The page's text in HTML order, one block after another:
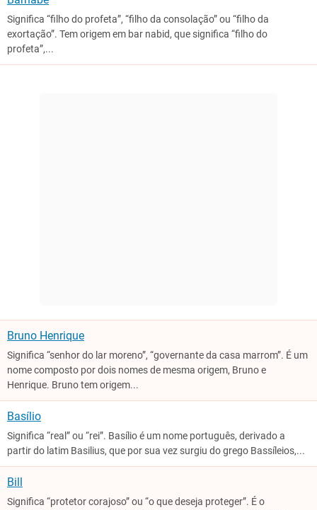
Significa “filho do profeta”, “filho da consolação” ou “filho da
exortação”. Tem origem em bar nabid, que significa “filho do
profeta”,...
Bruno Henrique
Significa “senhor do lar moreno”, “governante da casa marrom”. É um
nome composto por dois nomes de mesma origem, Bruno e
Henrique. Bruno tem origem...
Basílio
Significa “real” ou “rei”. Basílio é um nome português, derivado a
partir do latim Basilius, que por sua vez surgiu do grego Bassíleios,...
Bill
Significa “protetor corajoso” ou “o que deseja proteger”. É o